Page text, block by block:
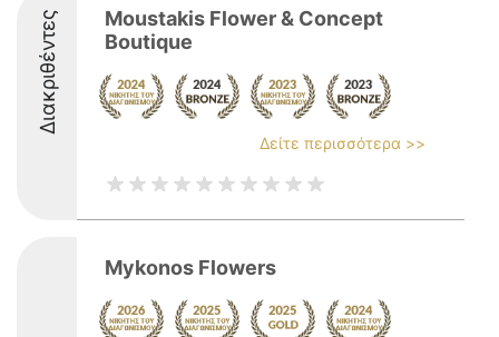
Διακριθέντες
Moustakis Flower & Concept
Boutique
Δείτε περισσότερα >>
Mykonos Flowers